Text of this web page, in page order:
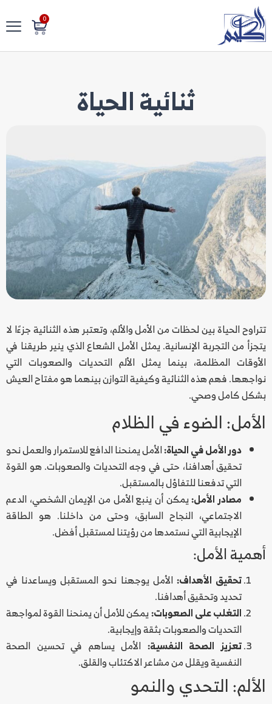
0
ثنائية الحياة
تتراوح الحياة بين لحظات من الأمل والألم، وتعتبر هذه الثنائية جزءًا لا
يتجزأ من التجربة الإنسانية. يمثل الأمل الشعاع الذي ينير طريقنا في
الأوقات المظلمة، بينما يمثل الألم التحديات والصعوبات التي
نواجهها. فهم هذه الثنائية وكيفية التوازن بينهما هو مفتاح العيش
بشكل كامل وصحي.
الأمل: الضوء في الظلام
دور الأمل في الحياة:الأمل يمنحنا الدافع للاستمرار والعمل نحو
تحقيق أهدافنا، حتى في وجه التحديات والصعوبات. هو القوة
التي تدفعنا للتفاؤل بالمستقبل.
مصادر الأمل:يمكن أن ينبع الأمل من الإيمان الشخصي، الدعم
الاجتماعي، النجاح السابق، وحتى من داخلنا. هو الطاقة
الإيجابية التي نستمدها من رؤيتنا لمستقبل أفضل.
أهمية الأمل:
تحقيق الأهداف: الأمل يوجهنا نحو المستقبل ويساعدنا في
تحديد وتحقيق أهدافنا.
التغلب على الصعوبات:يمكن للأمل أن يمنحنا القوة لمواجهة
التحديات والصعوبات بثقة وإيجابية.
تعزيز الصحة النفسية: الأمل يساهم في تحسين الصحة
النفسية ويقلل من مشاعر الاكتئاب والقلق.
الألم: التحدي والنمو